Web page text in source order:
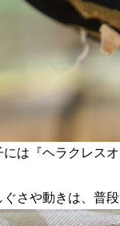
には『ヘラクレス
さや動きは、普